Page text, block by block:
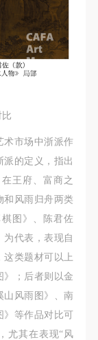
术市场中浙派作
的定义，指出
王府、富商之
和风雨归舟两类
图》、陈君佐
为代表，表现自
类题材可以上
》；后者则以金
山风雨图》、南
》等作品对比可
尤其在表现“风